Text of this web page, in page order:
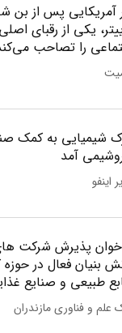
آمریکایی پس از بن
یکی از رقبای
را تصاحب
شیمیایی به کمک
آمد
اینفو
پذیرش شرکت
بنیان فعال در حوزه
طبیعی و صنایع
علم و فناوری مازندران